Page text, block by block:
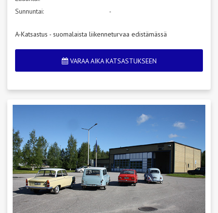
Sunnuntai:
-
A-Katsastus - suomalaista liikenneturvaa edistämässä
VARAA AIKA KATSASTUKSEEN